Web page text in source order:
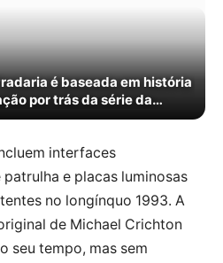
é baseada em história
por trás da série da
interfaces
e placas luminosas
no longínquo 1993. A
de Michael Crichton
seu tempo, mas sem